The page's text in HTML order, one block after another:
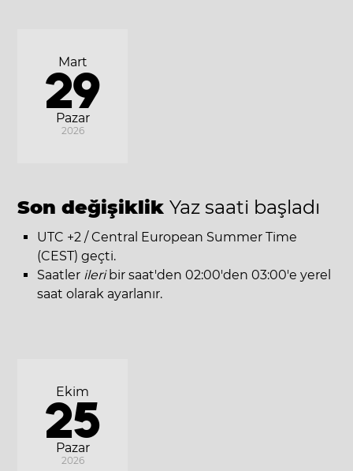
Pazar
Mart
29
2026
Son değişiklikYaz saati başladı
UTC +2 / Central European Summer Time
(CEST) geçti.
Saatler ileribir saat'den 02:00'den 03:00'e yerel
saat olarak ayarlanır.
Pazar
Ekim
25
2026